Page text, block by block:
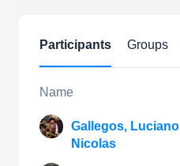
Participants Groups
Name
Gallegos, Luciano
Nicolas